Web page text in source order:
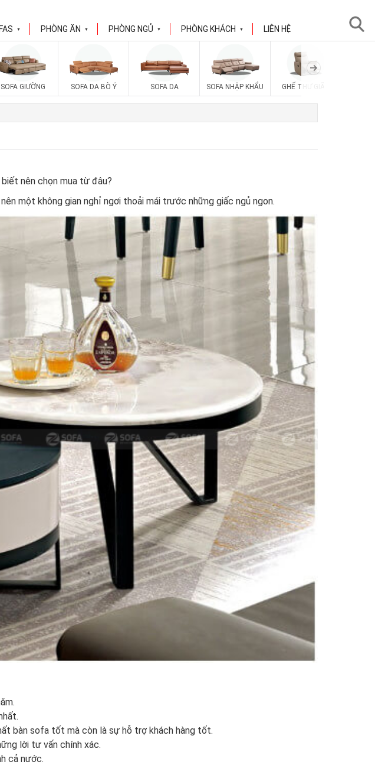
▼ PHÒNG ĂN ▼ PHÒNG NGỦ ▼ PHÒNG KHÁCH ▼ LIÊN HỆ
SOFA GIƯỜNG SOFA DA BÒ Ý SOFA DA SOFA NHẬP KHẨU GHẾ THƯ GIÃN
nên chọn mua từ đâu?
một không gian nghỉ ngơi thoải mái trước những giấc ngủ ngon.
bàn sofa tốt mà còn là sự hỗ trợ khách hàng tốt.
lời tư vấn chính xác.
cả nước.